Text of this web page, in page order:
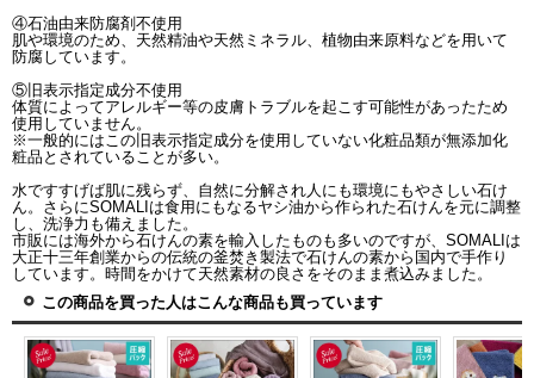
④石油由来防腐剤不使用
肌や環境のため、天然精油や天然ミネラル、植物由来原料などを用いて
防腐しています。
⑤旧表示指定成分不使用
体質によってアレルギー等の皮膚トラブルを起こす可能性があったため
使用していません。
※一般的にはこの旧表示指定成分を使用していない化粧品類が無添加化
粧品とされていることが多い。
水ですすげば肌に残らず、自然に分解され人にも環境にもやさしい石け
ん。さらにSOMALIは食用にもなるヤシ油から作られた石けんを元に調整
し、洗浄力も備えました。
市販には海外から石けんの素を輸入したものも多いのですが、SOMALIは
大正十三年創業からの伝統の釜焚き製法で石けんの素から国内で手作り
しています。時間をかけて天然素材の良さをそのまま煮込みました。
この商品を買った人はこんな商品も買っています